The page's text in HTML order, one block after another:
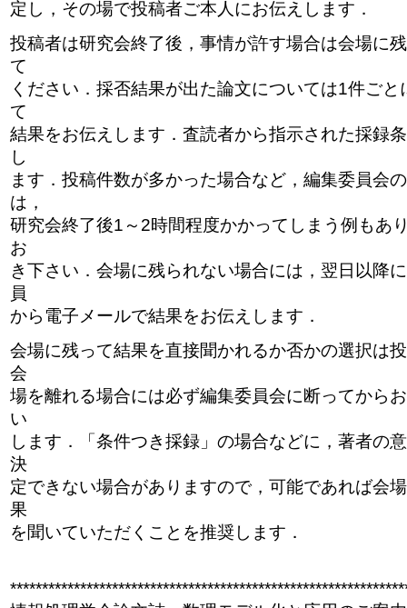
定し，その場で投稿者ご本人にお伝えします．
投稿者は研究会終了後，事情が許す場合は会場に
て
ください．採否結果が出た論文については1件ご
て
結果をお伝えします．査読者から指示された採録
し
ます．投稿件数が多かった場合など，編集委員会
は，
研究会終了後1～2時間程度かかってしまう例もあ
お
き下さい．会場に残られない場合には，翌日以降
員
から電子メールで結果をお伝えします．
会場に残って結果を直接聞かれるか否かの選択は
会
場を離れる場合には必ず編集委員会に断ってから
い
します．「条件つき採録」の場合などに，著者の
決
定できない場合がありますので，可能であれば会
果
を聞いていただくことを推奨します．